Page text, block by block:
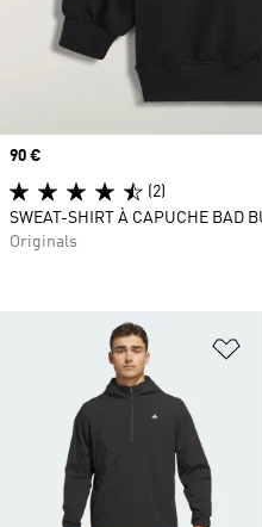
Prix
90 €
(2)
SWEAT-SHIRT À CAPUCHE BAD
Originals